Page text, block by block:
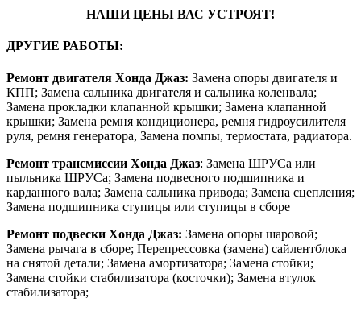
НАШИ ЦЕНЫ ВАС УСТРОЯТ!
ДРУГИЕ РАБОТЫ:
Ремонт двигателя Хонда Джаз: Замена опоры двигателя и
КПП; Замена сальника двигателя и сальника коленвала;
Замена прокладки клапанной крышки; Замена клапанной
крышки; Замена ремня кондиционера, ремня гидроусилителя
руля, ремня генератора, Замена помпы, термостата, радиатора.
Ремонт трансмиссии Хонда Джаз: Замена ШРУСа или
пыльника ШРУСа; Замена подвесного подшипника и
карданного вала; Замена сальника привода; Замена сцепления;
Замена подшипника ступицы или ступицы в сборе
Ремонт подвески Хонда Джаз: Замена опоры шаровой;
Замена рычага в сборе; Перепрессовка (замена) сайлентблока
на снятой детали; Замена амортизатора; Замена стойки;
Замена стойки стабилизатора (косточки); Замена втулок
стабилизатора;